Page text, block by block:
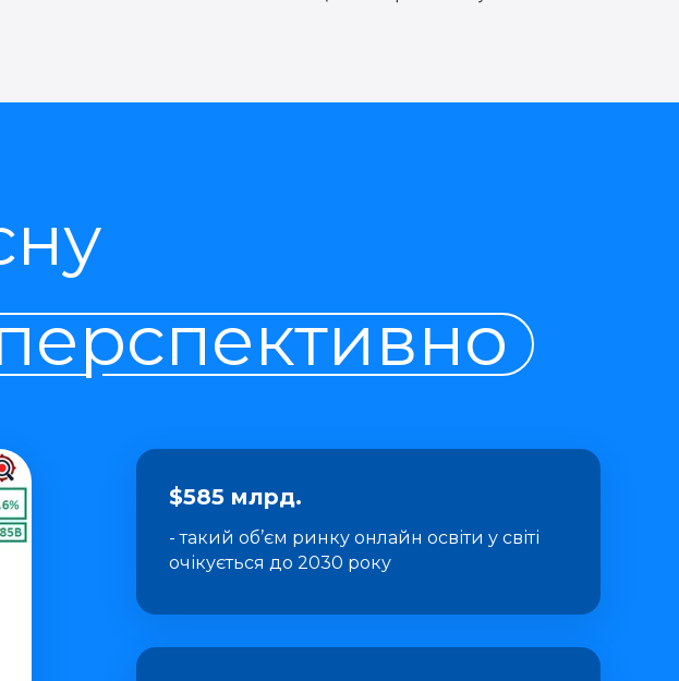
$585 млрд.
- такий об’єм ринку онлайн освіти у світі
очікується до 2030 року